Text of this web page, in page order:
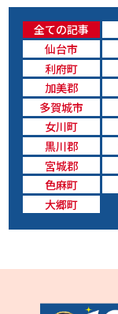
全ての記事
仙台市
利府町
加美郡
多賀城市
女川町
黒川郡
宮城郡
色麻町
大郷町